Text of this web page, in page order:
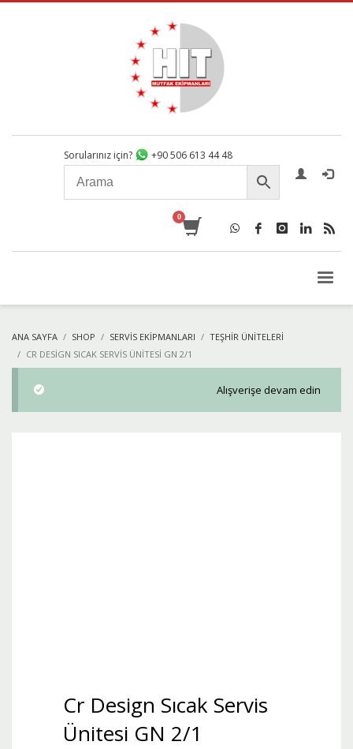
Sorularınız için? +90 506 613 44 48
ANA SAYFA SHOP SERVIS EKIPMANLARI
TEŞHIR ÜNITELERI
CR DESIGN SICAK SERVIS ÜNITESI GN 2/1
Alışverişe devam edin
Cr Design Sıcak Servis
Ünitesi GN 2/1